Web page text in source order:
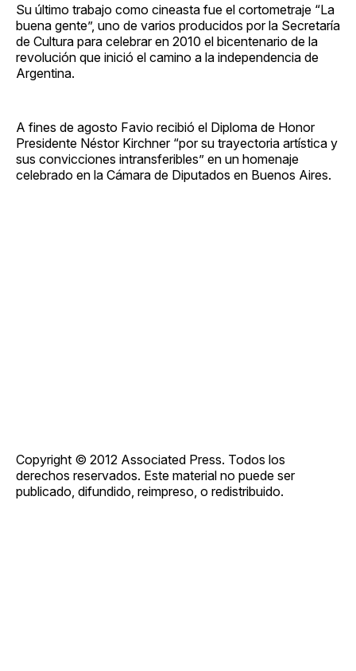
Su último trabajo como cineasta fue el cortometraje “La
buena gente”, uno de varios producidos por la Secretaría
de Cultura para celebrar en 2010 el bicentenario de la
revolución que inició el camino a la independencia de
Argentina.
A fines de agosto Favio recibió el Diploma de Honor
Presidente Néstor Kirchner “por su trayectoria artística y
sus convicciones intransferibles” en un homenaje
celebrado en la Cámara de Diputados en Buenos Aires.
Copyright © 2012 Associated Press. Todos los
derechos reservados. Este material no puede ser
publicado, difundido, reimpreso, o redistribuido.